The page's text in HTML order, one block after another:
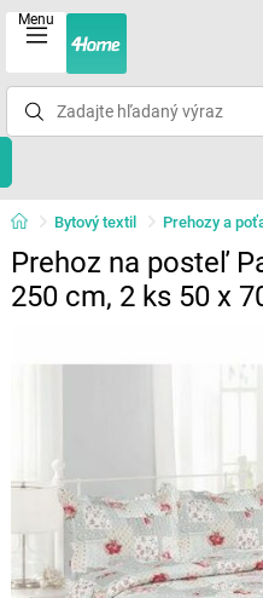
Menu
Bytový textil Prehozy a
Prehoz na posteľ
250 cm, 2 ks 50 x